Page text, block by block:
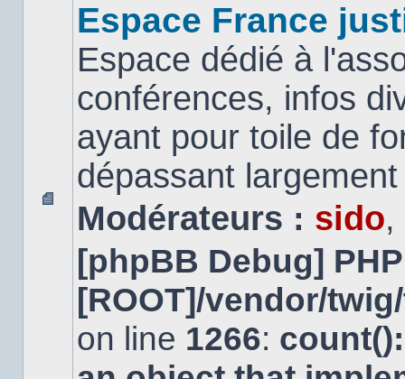
Aucun
message
non
Espace France
Espace dédié à
conférences, infos
ayant pour toile de
dépassant
Modérateurs : sido,
[phpBB Debug]
[ROOT]/vendor/
on line 1266: